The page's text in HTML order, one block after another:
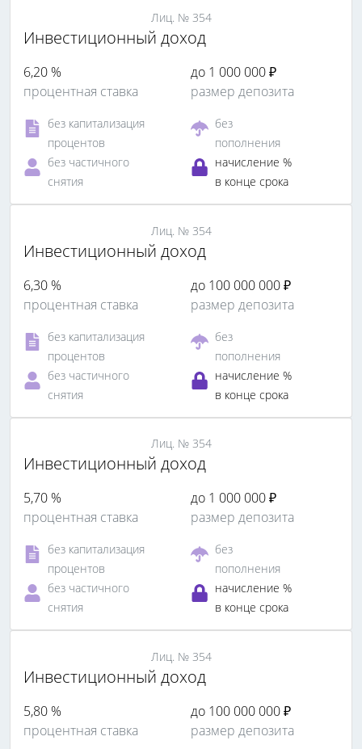
Лиц. № 354
Инвестиционный доход
6,20 %
процентная ставка
до 1 000 000 ₽
размер депозита
без капитализация
процентов
без
пополнения
без частичного
снятия
начисление %
в конце срока
Лиц. № 354
Инвестиционный доход
6,30 %
процентная ставка
до 100 000 000 ₽
размер депозита
без капитализация
процентов
без
пополнения
без частичного
снятия
начисление %
в конце срока
Лиц. № 354
Инвестиционный доход
5,70 %
процентная ставка
до 1 000 000 ₽
размер депозита
без капитализация
процентов
без
пополнения
без частичного
снятия
начисление %
в конце срока
Лиц. № 354
Инвестиционный доход
5,80 %
процентная ставка
до 100 000 000 ₽
размер депозита